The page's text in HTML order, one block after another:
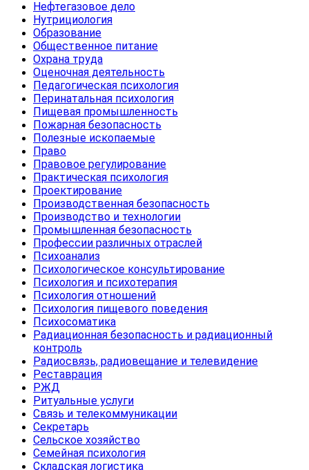
Нефтегазовое дело
Нутрициология
Образование
Общественное питание
Охрана труда
Оценочная деятельность
Педагогическая психология
Перинатальная психология
Пищевая промышленность
Пожарная безопасность
Полезные ископаемые
Право
Правовое регулирование
Практическая психология
Проектирование
Производственная безопасность
Производство и технологии
Промышленная безопасность
Профессии различных отраслей
Психоанализ
Психологическое консультирование
Психология и психотерапия
Психология отношений
Психология пищевого поведения
Психосоматика
Радиационная безопасность и радиационный
контроль
Радиосвязь, радиовещание и телевидение
Реставрация
РЖД
Ритуальные услуги
Связь и телекоммуникации
Секретарь
Сельское хозяйство
Семейная психология
Складская логистика